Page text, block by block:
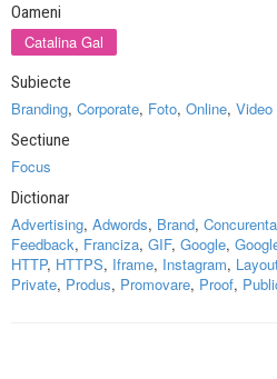
Oameni
Catalina Gal
Subiecte
Branding, Corporate, Foto, Online, Video
Sectiune
Focus
Dictionar
Advertising, Adwords, Brand, Concurenta
Feedback, Franciza, GIF, Google,
HTTP, HTTPS, Iframe, Instagram,
Private, Produs, Promovare, Proof,